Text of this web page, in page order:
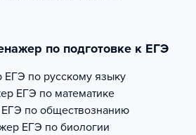
по подготовке к ЕГЭ
ЕГЭ по русскому языку
ЕГЭ по математике
ЕГЭ по обществознанию
ЕГЭ по биологии